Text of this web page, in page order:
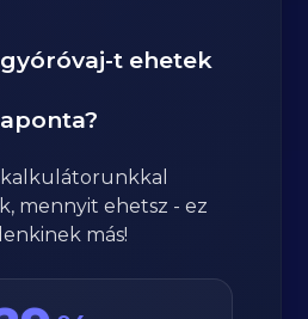
-t ehetek
mennyit ehetsz - ez
más!